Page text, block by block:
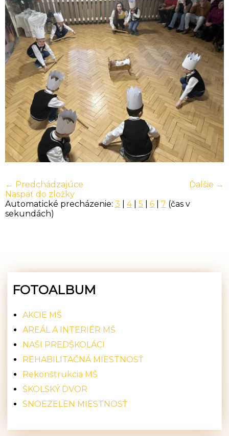
← Predchádzajúce
Ďalšie →
Naspäť do zložky
Automatické precházenie: 3 4| 5 6 7 (čas v
sekundách)
FOTOALBUM
AKCIE MŠ
AREÁL A INTERIÉR MŠ
NAŠI PREDŠKOLÁCI
REHABILITAČNÁ MIESTNOSŤ
Rekonštrukcia MŠ
ŠKOLSKÝ DVOR
SNOEZELEN MIESTNOSŤ